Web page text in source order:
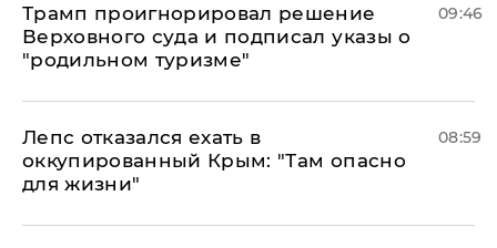
Трамп проигнорировал решение
Верховного суда и подписал указы о
"родильном туризме"
09:46
Лепс отказался ехать в
оккупированный Крым: "Там опасно
для жизни"
08:59